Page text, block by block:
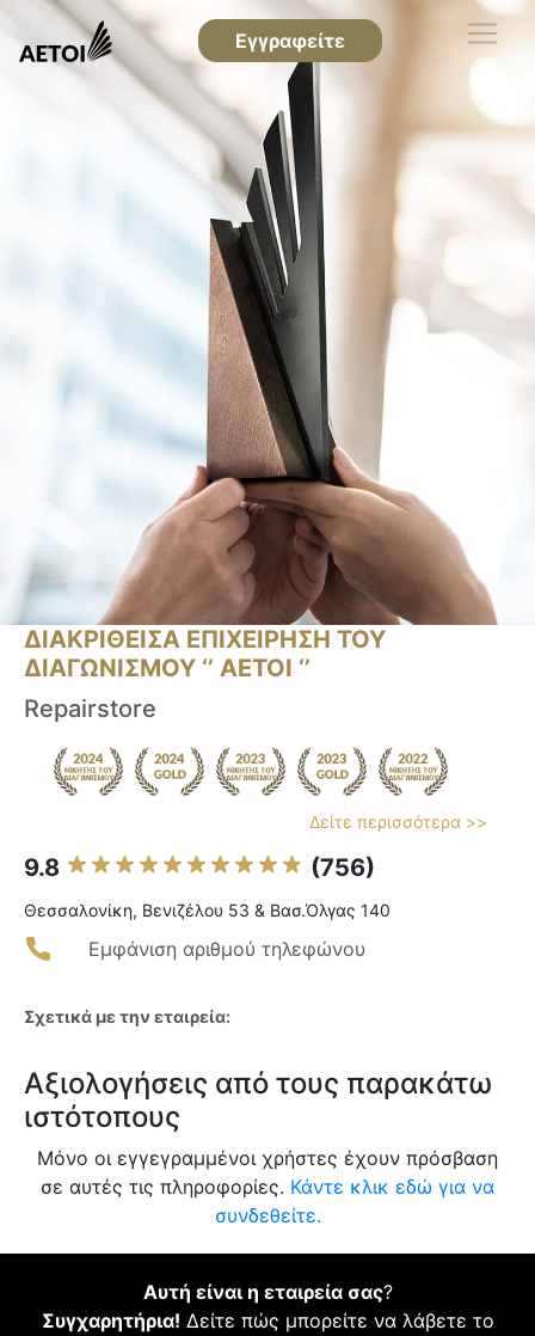
Εγγραφείτε
ΔΙΑΚΡΙΘΕΙΣΑ ΕΠΙΧΕΙΡΗΣΗ ΤΟΥ
ΔΙΑΓΩΝΙΣΜΟΥ ‘’ ΑΕΤΟΙ ‘’
Repairstore
Δείτε περισσότερα >>
9.8 (756)
Θεσσαλονίκη, Βενιζέλου 53 & Βασ.Όλγας 140
Εμφάνιση αριθμού τηλεφώνου
Σχετικά με την εταιρεία:
Αξιολογήσεις από τους παρακάτω
ιστότοπους
Μόνο οι εγγεγραμμένοι χρήστες έχουν πρόσβαση
σε αυτές τις πληροφορίες. Κάντε κλικ εδώ για να
συνδεθείτε.
Αυτή είναι η εταιρεία σας?
Συγχαρητήρια! Δείτε πώς μπορείτε να λάβετε το